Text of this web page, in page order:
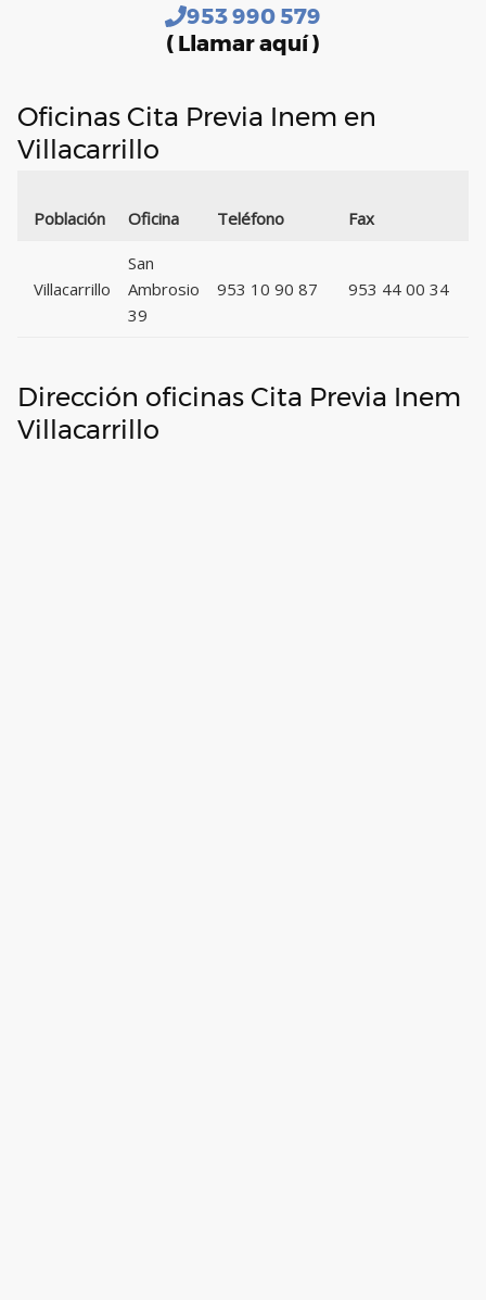
953 990 579
( Llamar aquí )
Oficinas Cita Previa Inem en
Villacarrillo
Población Oficina Teléfono Fax
Villacarrillo
San
Ambrosio
39
953 10 90 87 953 44 00 34
Dirección oficinas Cita Previa Inem
Villacarrillo